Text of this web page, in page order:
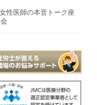
女性医師の本音トーク座